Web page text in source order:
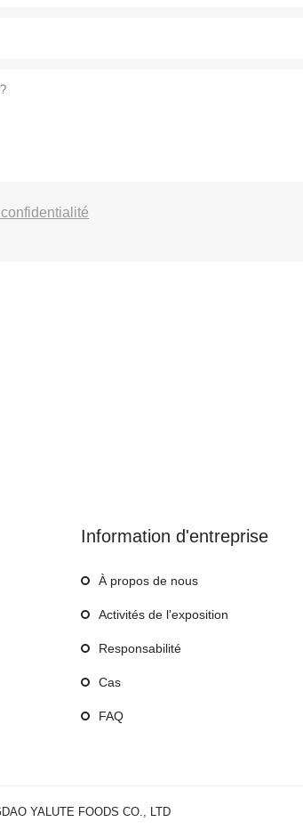
Information d'entreprise
À propos de nous
Activités de l'exposition
Responsabilité
Cas
FAQ
YALUTE FOODS CO., LTD